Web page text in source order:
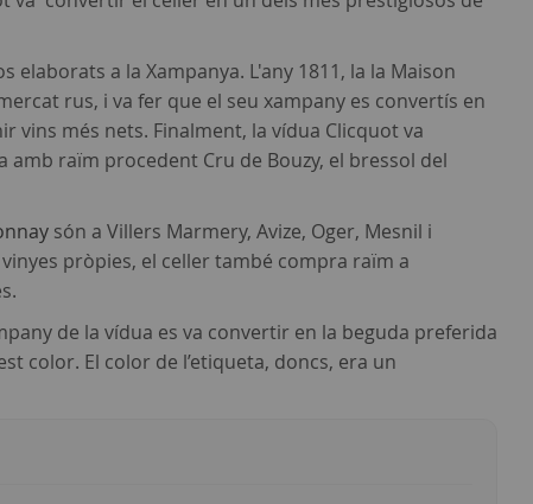
a la Xampanya. L'any 1811, la la Maison
rus, i va fer que el seu xampany es convertís en
vins més nets. Finalment, la vídua Clicquot va
amb raïm procedent Cru de Bouzy, el bressol del
són a Villers Marmery, Avize, Oger, Mesnil i
pròpies, el celler també compra raïm a
de la vídua es va convertir en la beguda preferida
color. El color de l’etiqueta, doncs, era un